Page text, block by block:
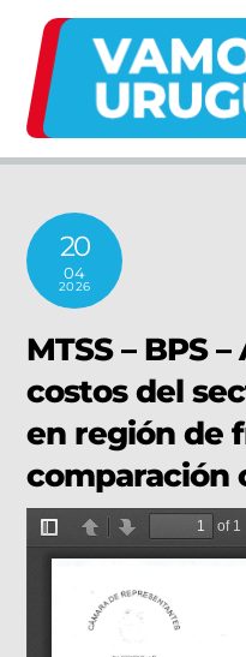
content
20
04
2026
MTSS – BPS
costos del
en región de
comparación